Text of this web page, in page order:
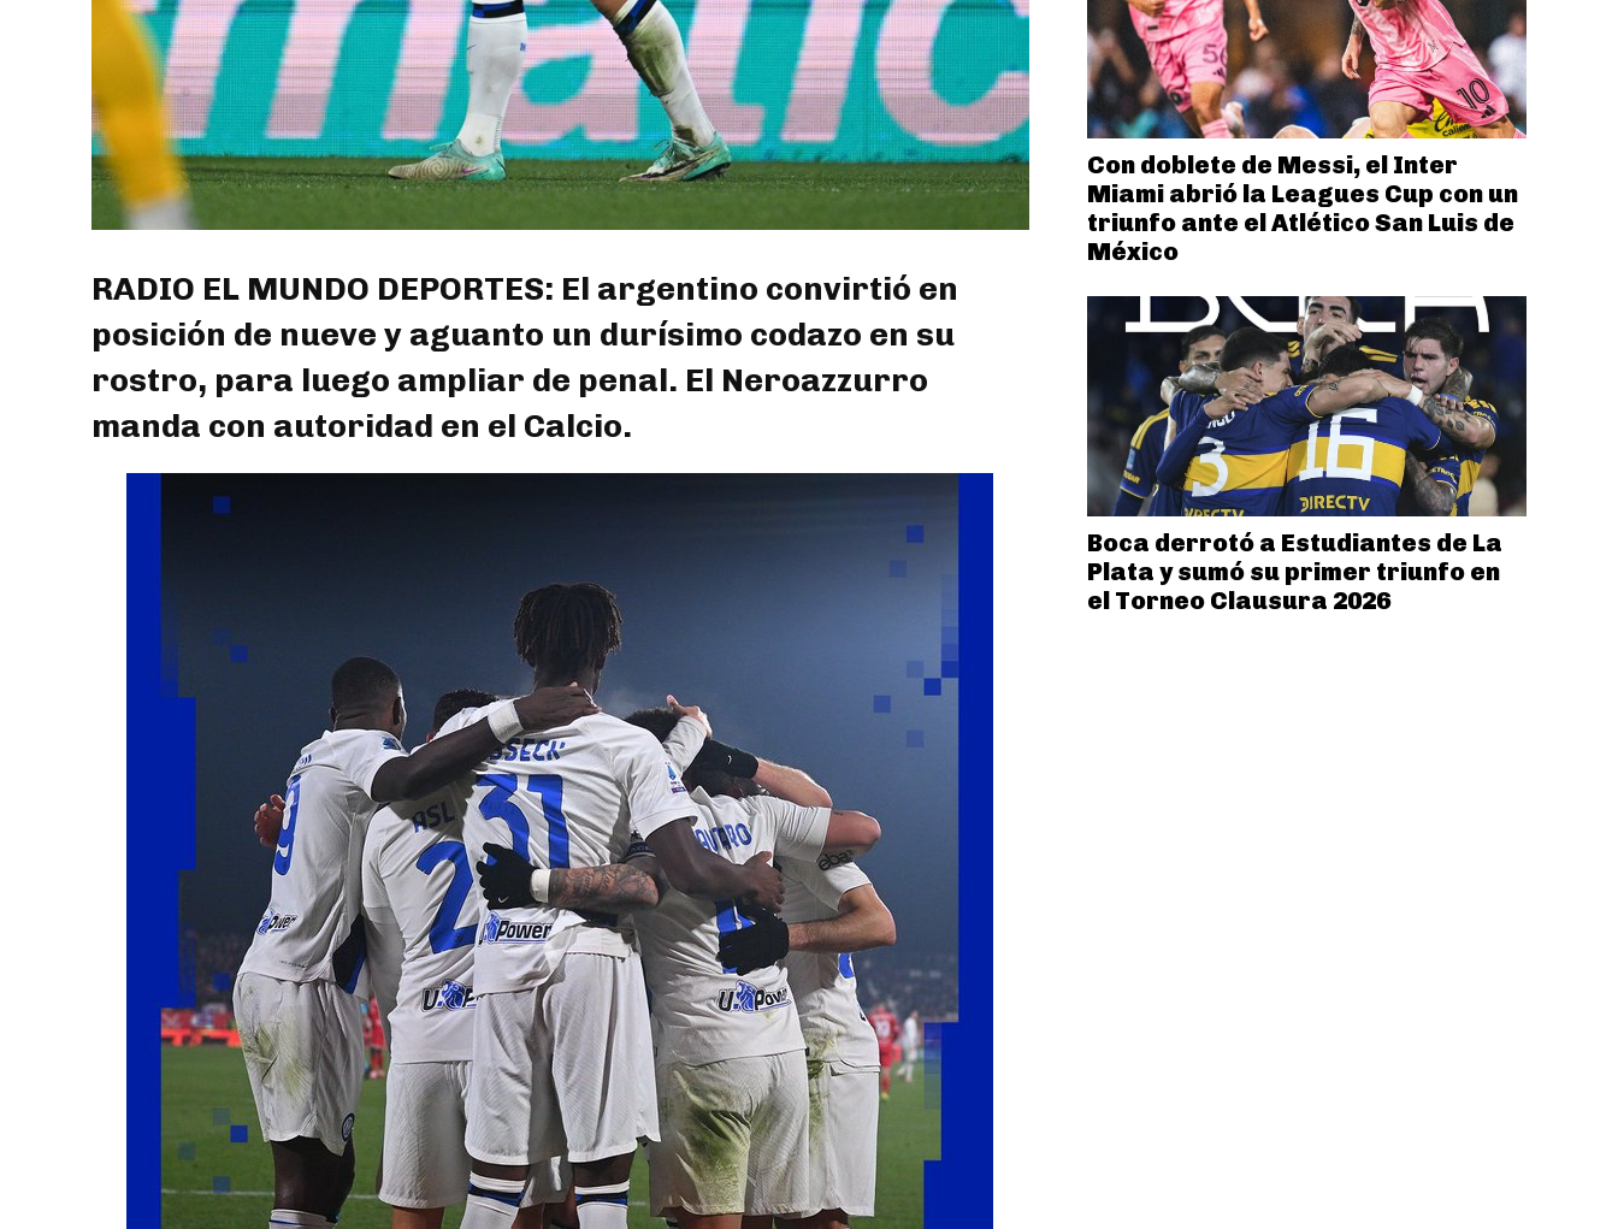
RADIO EL MUNDO DEPORTES: El argentino convirtió en
posición de nueve y aguanto un durísimo codazo en su
rostro, para luego ampliar de penal. El Neroazzurro
manda con autoridad en el Calcio.
Con doblete de Messi, el Inter
Miami abrió la Leagues Cup con un
triunfo ante el Atlético San Luis de
México
Boca derrotó a Estudiantes de La
Plata y sumó su primer triunfo en
el Torneo Clausura 2026